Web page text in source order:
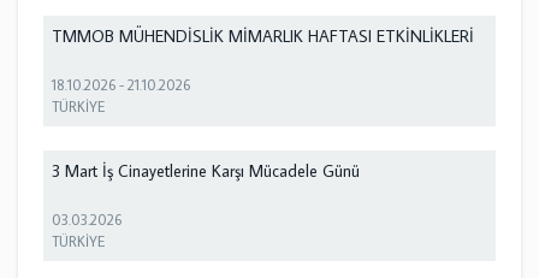
TMMOB MÜHENDİSLİK MİMARLIK HAFTASI ETKİNLİKLERİ
18.10.2026 -21.10.2026
TÜRKİYE
3 Mart İş Cinayetlerine Karşı Mücadele Günü
03.03.2026
TÜRKİYE